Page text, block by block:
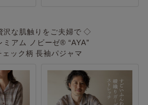
な肌触りをご夫婦で ◇
ミアム ノビーゼ® “AYA”
ェック柄 長袖パジャマ